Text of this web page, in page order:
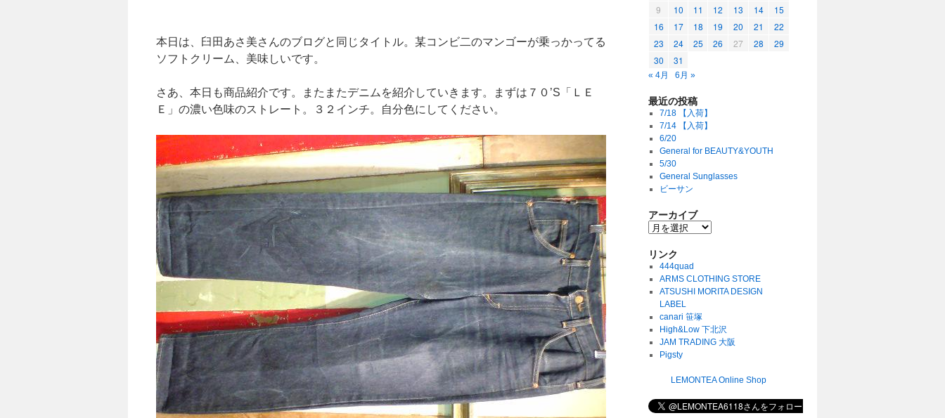
本日は、臼田あさ美さんのブログと同じタイトル。某コンビ二のマンゴーが乗っかってる
ソフトクリーム、美味しいです。
さあ、本日も商品紹介です。またまたデニムを紹介していきます。まずは７０’S「ＬＥ
Ｅ」の濃い色味のストレート。３２インチ。自分色にしてください。
9
10 11 12 13 14
15
16
17 18 19 20 21
22
23
24 25 26 27 28
29
30
31
« 4月 6月 »
最近の投稿
7/18 【入荷】
7/14 【入荷】
6/20
General for BEAUTY&YOUTH
5/30
General Sunglasses
ビーサン
アーカイブ
リンク
444quad
ARMS CLOTHING STORE
ATSUSHI MORITA DESIGN
LABEL
canari 笹塚
High&Low 下北沢
JAM TRADING 大阪
Pigsty
LEMONTEA Online Shop